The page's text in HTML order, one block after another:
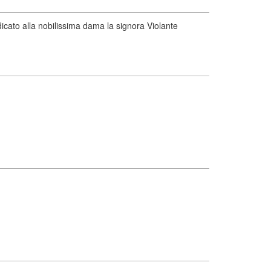
alla nobilissima dama la signora Violante